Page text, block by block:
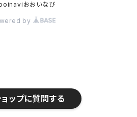
ップに質問する
おおいなび
by